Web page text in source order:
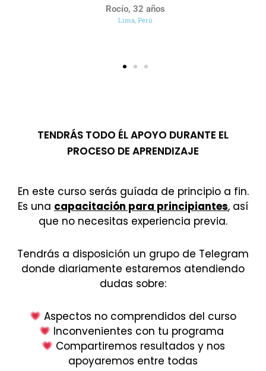
Rocío, 32 años
Lima, Perú
TENDRÁS TODO ÉL APOYO DURANTE EL
PROCESO DE APRENDIZAJE
En este curso serás guíada de principio a fin.
Es una capacitación para principiantes, así
que no necesitas experiencia previa.
Tendrás a disposición un grupo de Telegram
donde diariamente estaremos atendiendo
dudas sobre:
Aspectos no comprendidos del curso
Inconvenientes con tu programa
Compartiremos resultados y nos
apoyaremos entre todas